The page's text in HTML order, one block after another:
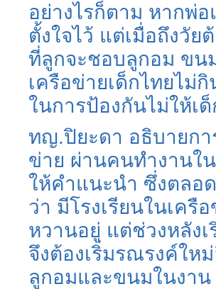
อย่างไรก็ตาม หากพ่
ตั้งใจไว้ แต่เมื่อถึงวัย
ที่ลูกจะชอบลูกอม ขน
เครือข่ายเด็กไทยไม่
ในการป้องกันไม่ให้เ
ทญ.ปิยะดา อธิบายกา
ข่าย ผ่านคนทำงานใ
ให้คำแนะนำ ซึ่งตลอ
ว่า มีโรงเรียนในเค
หวานอยู่ แต่ช่วงหลัง
จึงต้องเริ่มรณรงค์ให
ลูกอมและขนมในงาน